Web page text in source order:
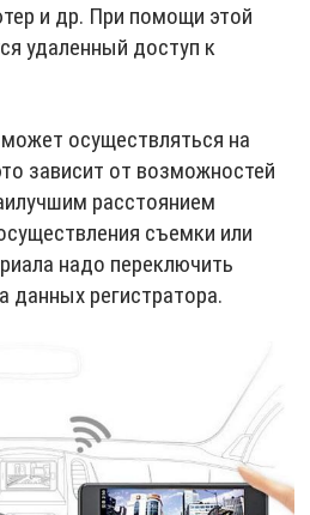
и др. При помощи этой
удаленный доступ к
осуществляться на
зависит от возможностей
расстоянием
съемки или
надо переключить
данных регистратора.